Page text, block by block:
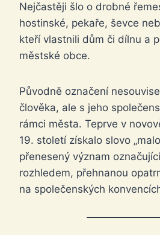
Nejčastěji šlo o drobné
hostinské, pekaře, ševce
kteří vlastnili dům či dílnu a
městské obce.
Původně označení
člověka, ale s jeho
rámci města. Teprve v
19. století získalo slovo
přenesený význam
rozhledem, přehnanou
na společenských